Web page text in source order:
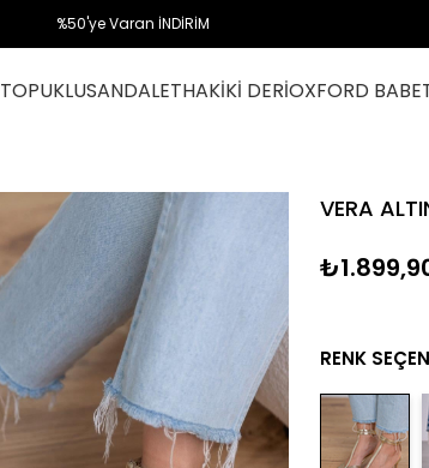
%50'ye Varan İNDİRİM
TOPUKLUSANDALETHAKİKİ DERİOXFORD
VERA
RENK